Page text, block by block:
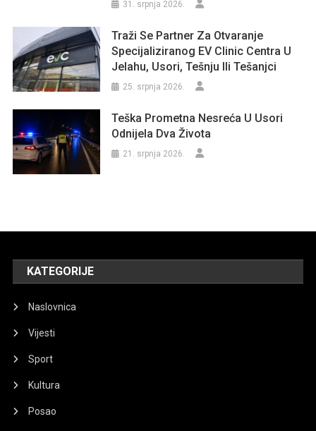
31. srpnja 2026.
Traži Se Partner Za Otvaranje
Specijaliziranog EV Clinic Centra U
Jelahu, Usori, Tešnju Ili Tešanjci
25. srpnja 2026.
Teška Prometna Nesreća U Usori
Odnijela Dva Života
21. srpnja 2026.
KATEGORIJE
Naslovnica
Vijesti
Sport
Kultura
Posao